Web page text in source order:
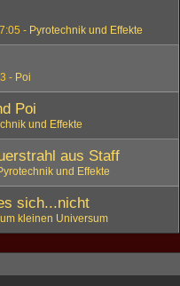
Pyrotechnik und Effekte
Poi
Poi
und Effekte
aus Staff
und Effekte
sich...nicht
kleinen Universum